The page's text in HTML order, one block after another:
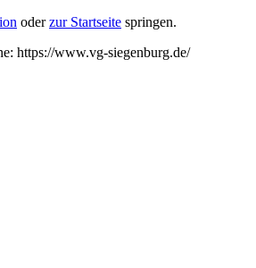
oderzur Startseite springen.
https://www.vg-siegenburg.de/